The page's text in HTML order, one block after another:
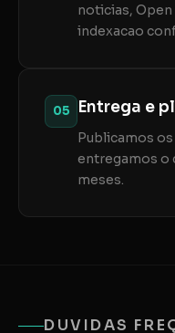
noticias, Open
indexacao
05 Entrega e
Publicamos
entregamos o
meses.
DUVIDAS